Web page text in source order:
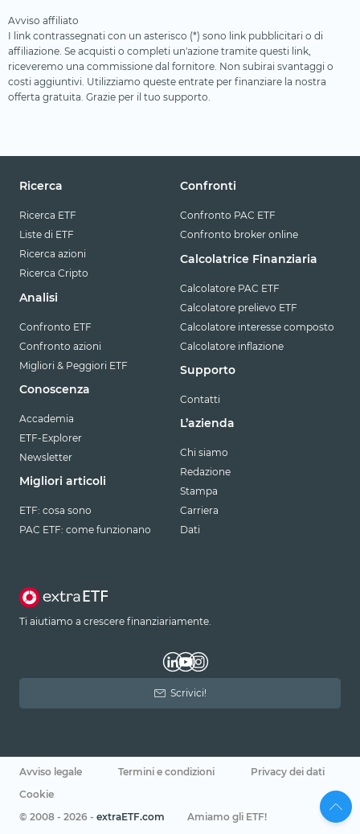
Avviso affiliato
I link contrassegnati con un asterisco (*) sono link pubblicitari o di
affiliazione. Se acquisti o completi un'azione tramite questi link,
riceveremo una commissione dal fornitore. Non subirai svantaggi o
costi aggiuntivi. Utilizziamo queste entrate per finanziare la nostra
offerta gratuita. Grazie per il tuo supporto.
Ricerca
Ricerca ETF
Liste di ETF
Ricerca azioni
Ricerca Cripto
Analisi
Confronto ETF
Confronto azioni
Migliori & Peggiori ETF
Conoscenza
Accademia
ETF-Explorer
Newsletter
Migliori articoli
ETF: cosa sono
PAC ETF: come funzionano
Confronti
Confronto PAC ETF
Confronto broker online
Calcolatrice Finanziaria
Calcolatore PAC ETF
Calcolatore prelievo ETF
Calcolatore interesse composto
Calcolatore inflazione
Supporto
Contatti
L’azienda
Chi siamo
Redazione
Stampa
Carriera
Dati
Ti aiutiamo a crescere finanziariamente.
Scrivici!
Avviso legale Termini e condizioni
Privacy dei dati
Cookie
© 2008 - 2026 - extraETF.com Amiamo gli ETF!